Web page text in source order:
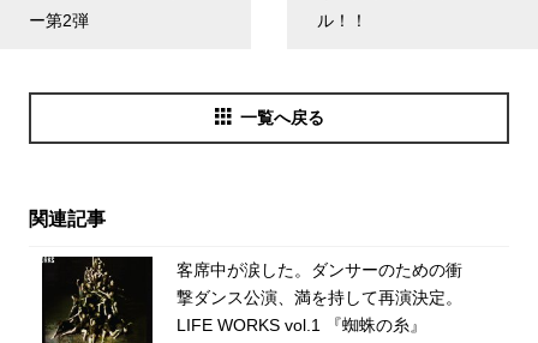
ー第2弾
ル！！
一覧へ戻る
関連記事
客席中が涙した。ダンサーのための衝
撃ダンス公演、満を持して再演決定。
LIFE WORKS vol.1 『蜘蛛の糸』